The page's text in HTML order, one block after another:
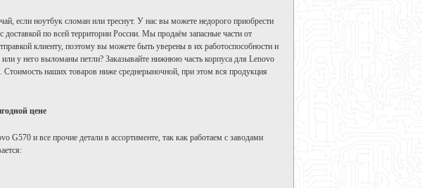
если ноутбук сломан или треснут. У нас вы можете недорого приобрести
доставкой по всей территории России. Мы продаём запасные части от
клиенту, поэтому вы можете быть уверены в их работоспособности и
у него выломаны петли? Заказывайте нижнюю часть корпуса для Lenovo
наших товаров ниже среднерыночной, при этом вся продукция
цене
и все прочие детали в ассортименте, так как работаем с заводами